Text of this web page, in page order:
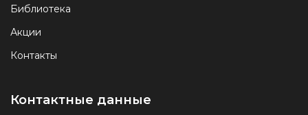
Библиотека
Акции
Контакты
Контактные данные